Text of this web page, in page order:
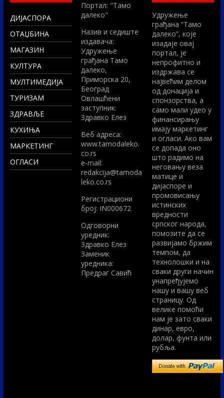
ДИЈАСПОРА
ОТАЏБИНА
МАГАЗИН
КУЛТУРА
МУЛТИМЕДИЈА
ТУРИЗАМ
ЗДРАВЉЕ
КУХИЊА
МАРКЕТИНГ
ОГЛАСИ
Портал: "Тамо
далеко"
Назив и седиште
издавача:
Удружење
грађана Тамо
далеко,
Приморска 20,
Београд
Овлашћени
заступник:
Здравко Елез
Вeб адреса:
www.tamodaleko.
co.rs
e-mail:
redakcija@tamoda
leko.co.rs
Регистрациони
број: IN000672
Одговорни
уредник:
Здравко Елез
Заменик
уредника:
Предраг Савић
Удружење
грађана “Тамо
далеко”, које
изадаје овај
портал, је
непрофитно и
издржава се
највећим делом
од донација и
спонзорства, а
само мали удео у
финансирању
имају маркетинг
и огласи. Ако вам
се допада оно
што радимо на
неговању веза
матице и
дијаспоре и
промовисању
истинских
вредности
српског народа,
помозите да се
развијамо бржим
темпом, да
технолошки и на
сваки други начин
унапређујемо
нашу и вашу веб
страницу. Од
велике помоћи
нам је зато сваки
динар, евро,
долар, фунта или
рубља.